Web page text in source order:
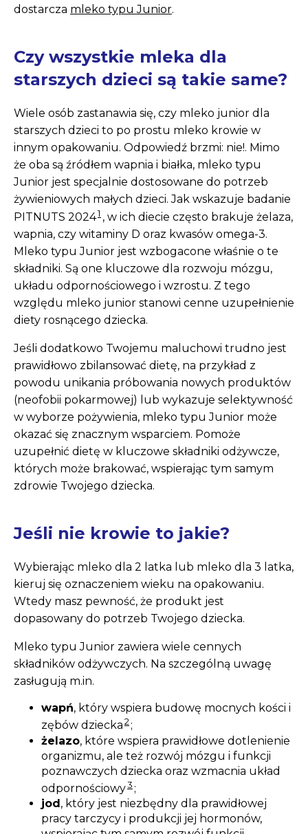
dostarcza mleko typu Junior.
Czy wszystkie mleka dla
starszych dzieci są takie same?
Wiele osób zastanawia się, czy mleko junior dla
starszych dzieci to po prostu mleko krowie w
innym opakowaniu. Odpowiedź brzmi: nie!. Mimo
że oba są źródłem wapnia i białka, mleko typu
Junior jest specjalnie dostosowane do potrzeb
żywieniowych małych dzieci. Jak wskazuje badanie
PITNUTS 20241 , w ich diecie często brakuje żelaza,
wapnia, czy witaminy D oraz kwasów omega-3.
Mleko typu Junior jest wzbogacone właśnie o te
składniki. Są one kluczowe dla rozwoju mózgu,
układu odpornościowego i wzrostu. Z tego
względu mleko junior stanowi cenne uzupełnienie
diety rosnącego dziecka.
Jeśli dodatkowo Twojemu maluchowi trudno jest
prawidłowo zbilansować dietę, na przykład z
powodu unikania próbowania nowych produktów
(neofobii pokarmowej) lub wykazuje selektywność
w wyborze pożywienia, mleko typu Junior może
okazać się znacznym wsparciem. Pomoże
uzupełnić dietę w kluczowe składniki odżywcze,
których może brakować, wspierając tym samym
zdrowie Twojego dziecka.
Jeśli nie krowie to jakie?
Wybierając mleko dla 2 latka lub mleko dla 3 latka,
kieruj się oznaczeniem wieku na opakowaniu.
Wtedy masz pewność, że produkt jest
dopasowany do potrzeb Twojego dziecka.
Mleko typu Junior zawiera wiele cennych
składników odżywczych. Na szczególną uwagę
zasługują m.in.
wapń, który wspiera budowę mocnych kości i
zębów dziecka2;
żelazo, które wspiera prawidłowe dotlenienie
organizmu, ale też rozwój mózgu i funkcji
poznawczych dziecka oraz wzmacnia układ
odpornościowy3 ;
jod, który jest niezbędny dla prawidłowej
pracy tarczycy i produkcji jej hormonów,